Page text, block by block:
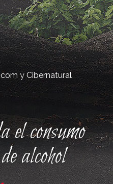
yCibernatural
el consumo
alcohol